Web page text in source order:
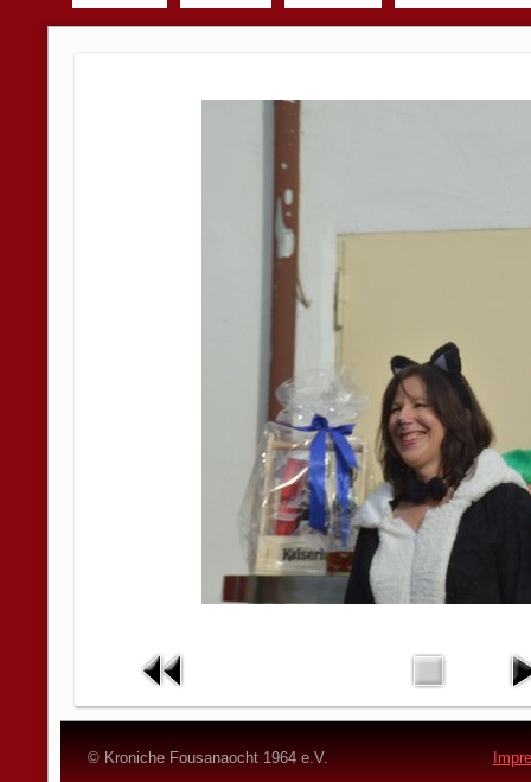
© Kroniche Fousanaocht 1964 e.V.